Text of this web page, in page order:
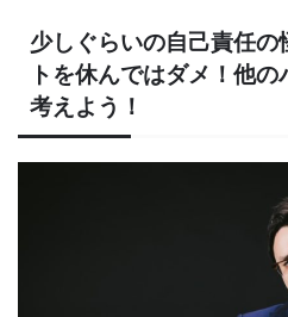
少しぐらいの自己責任の
トを休んではダメ！他
考えよう！